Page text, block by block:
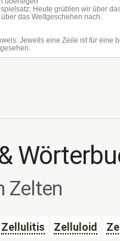
Zelten
Zellulitis Zelluloid